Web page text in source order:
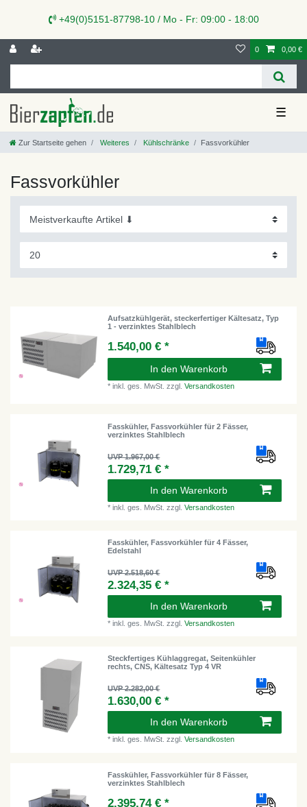
+49(0)5151-87798-10 / Mo - Fr: 09:00 - 18:00
0 0,00 €
☰
Zur Startseite gehen Weiteres Kühlschränke Fassvorkühler
Fassvorkühler
Aufsatzkühlgerät, steckerfertiger Kältesatz, Typ
1 - verzinktes Stahlblech
1.540,00 € *
In den Warenkorb
*inkl. ges. MwSt. zzgl.Versandkosten
Fasskühler, Fassvorkühler für 2 Fässer,
verzinktes Stahlblech
UVP 1.967,00 €
1.729,71 € *
In den Warenkorb
*inkl. ges. MwSt. zzgl.Versandkosten
Fasskühler, Fassvorkühler für 4 Fässer,
Edelstahl
UVP 2.518,60 €
2.324,35 € *
In den Warenkorb
*inkl. ges. MwSt. zzgl.Versandkosten
Steckfertiges Kühlaggregat, Seitenkühler
rechts, CNS, Kältesatz Typ 4 VR
UVP 2.282,00 €
1.630,00 € *
In den Warenkorb
*inkl. ges. MwSt. zzgl.Versandkosten
Fasskühler, Fassvorkühler für 8 Fässer,
verzinktes Stahlblech
2.395,74 € *